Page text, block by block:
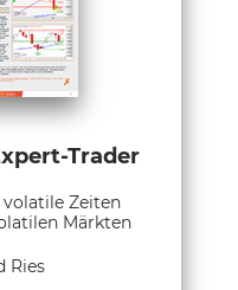
Trader
Zeiten
Märkten
Ries